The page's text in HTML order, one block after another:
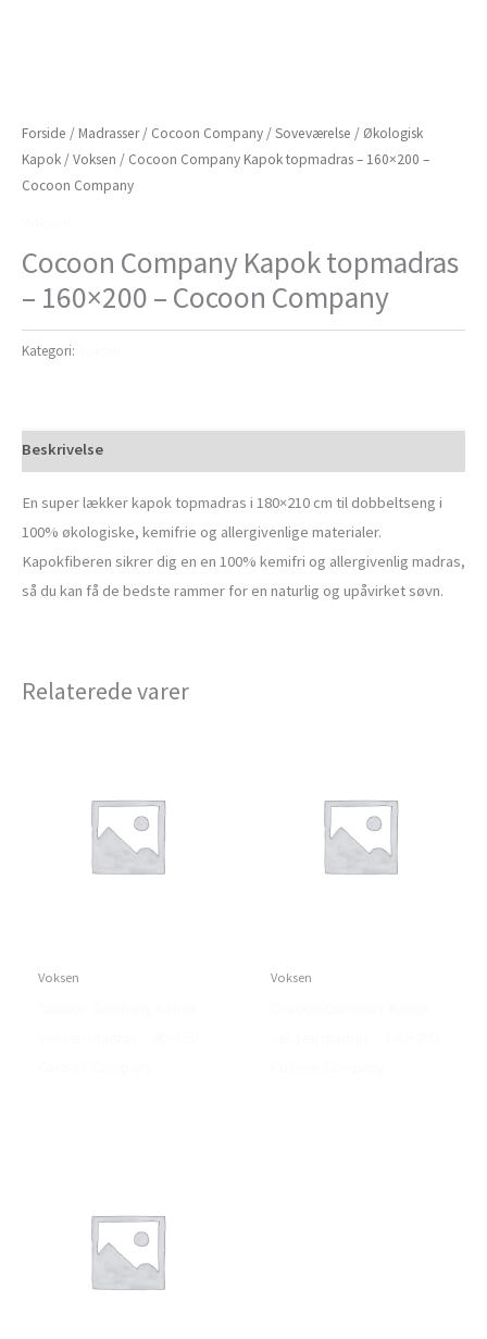
Forside / Madrasser/ Cocoon Company /Soveværelse / Økologisk
Kapok /Voksen / Cocoon Company Kapok topmadras – 160×200 –
Cocoon Company
Cocoon Company Kapok topmadras
– 160×200 – Cocoon Company
Kategori:
Beskrivelse
En super lækker kapok topmadras i 180×210 cm til dobbeltseng i
100% økologiske, kemifrie og allergivenlige materialer.
Kapokfiberen sikrer dig en en 100% kemifri og allergivenlig madras,
så du kan få de bedste rammer for en naturlig og upåvirket søvn.
Relaterede varer
Voksen Voksen